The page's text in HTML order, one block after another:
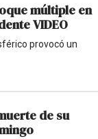
múltiple en
VIDEO
provocó un
de su